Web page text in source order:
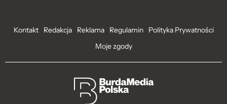
Kontakt Redakcja Reklama Regulamin
Polityka Prywatności
Moje zgody